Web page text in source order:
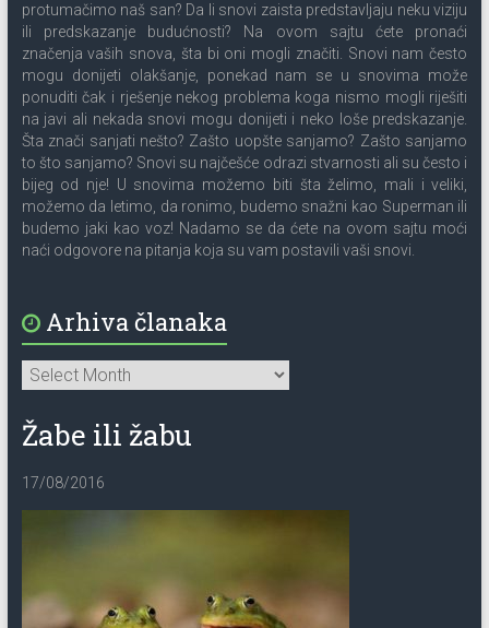
protumačimo naš san? Da li snovi zaista predstavljaju neku viziju
ili predskazanje budućnosti? Na ovom sajtu ćete pronaći
značenja vaših snova, šta bi oni mogli značiti. Snovi nam često
mogu donijeti olakšanje, ponekad nam se u snovima može
ponuditi čak i rješenje nekog problema koga nismo mogli riješiti
na javi ali nekada snovi mogu donijeti i neko loše predskazanje.
Šta znači sanjati nešto? Zašto uopšte sanjamo? Zašto sanjamo
to što sanjamo? Snovi su najčešće odrazi stvarnosti ali su često i
bijeg od nje! U snovima možemo biti šta želimo, mali i veliki,
možemo da letimo, da ronimo, budemo snažni kao Superman ili
budemo jaki kao voz! Nadamo se da ćete na ovom sajtu moći
naći odgovore na pitanja koja su vam postavili vaši snovi.
Arhiva članaka
Žabe ili žabu
17/08/2016